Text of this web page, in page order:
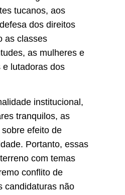
tucanos, aos
dos direitos
as classes
as mulheres e
lutadoras dos
institucional,
tranquilos, as
efeito de
Portanto, essas
com temas
conflito de
candidaturas não